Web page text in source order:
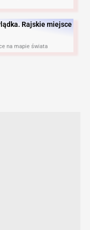
Rajskie miejsce
na mapie świata